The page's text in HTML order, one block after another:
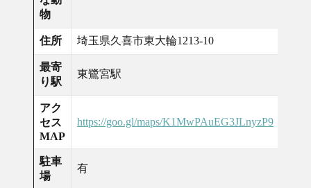
物
住所 埼玉県久喜市東大輪1213-10
最寄
り駅
東鷺宮駅
アク
セス
MAP
https://goo.gl/maps/K1MwPAuEG3JLnyzP9
駐車
場
有